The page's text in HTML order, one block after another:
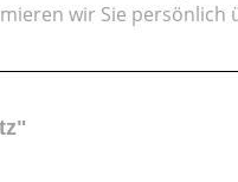
wir Sie persönlich